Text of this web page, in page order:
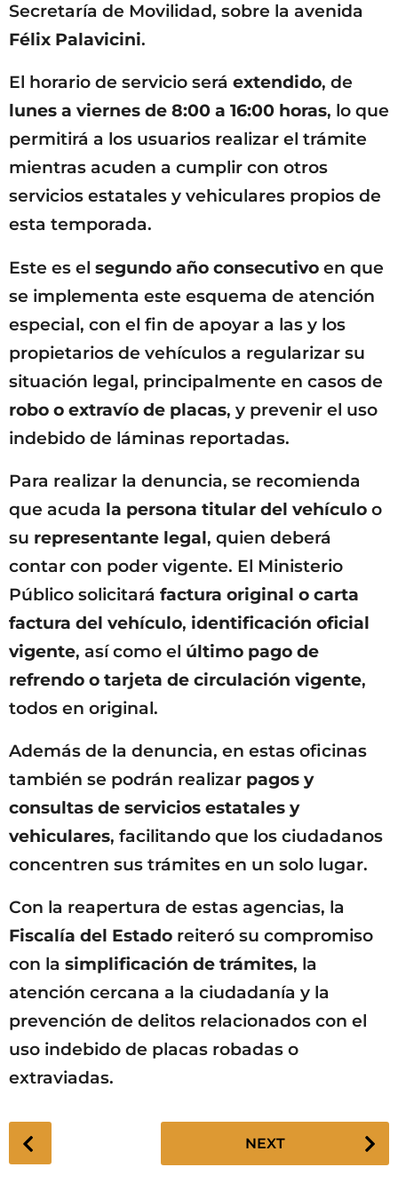
Secretaría de Movilidad, sobre la avenida
Félix Palavicini.
El horario de servicio será extendido, de
lunes a viernes de 8:00 a 16:00 horas, lo que
permitirá a los usuarios realizar el trámite
mientras acuden a cumplir con otros
servicios estatales y vehiculares propios de
esta temporada.
Este es el segundo año consecutivo en que
se implementa este esquema de atención
especial, con el fin de apoyar a las y los
propietarios de vehículos a regularizar su
situación legal, principalmente en casos de
robo o extravío de placas, y prevenir el uso
indebido de láminas reportadas.
Para realizar la denuncia, se recomienda
que acuda la persona titular del vehículo o
su representante legal, quien deberá
contar con poder vigente. El Ministerio
Público solicitará factura original o carta
factura del vehículo, identificación oficial
vigente, así como el último pago de
refrendo o tarjeta de circulación vigente,
todos en original.
Además de la denuncia, en estas oficinas
también se podrán realizar pagos y
consultas de servicios estatales y
vehiculares, facilitando que los ciudadanos
concentren sus trámites en un solo lugar.
Con la reapertura de estas agencias, la
Fiscalía del Estado reiteró su compromiso
con la simplificación de trámites, la
atención cercana a la ciudadanía y la
prevención de delitos relacionados con el
uso indebido de placas robadas o
extraviadas.
P
o
NEXT